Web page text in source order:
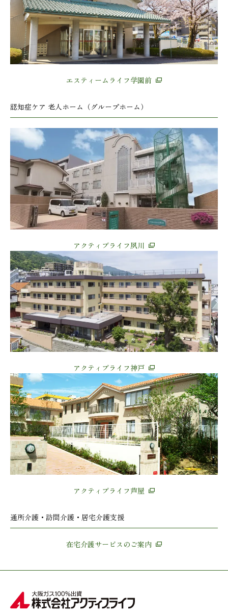
エスティームライフ学園前
認知症ケア 老人ホーム（グループホーム）
アクティブライフ夙川
アクティブライフ神戸
アクティブライフ芦屋
通所介護・訪問介護・居宅介護支援
在宅介護サービスのご案内